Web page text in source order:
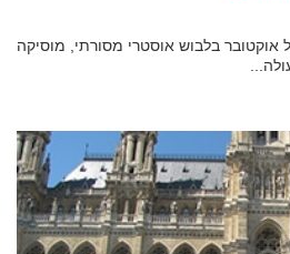
אוקטובר בלבוש אוסטרי מסורתי, מוסיקה